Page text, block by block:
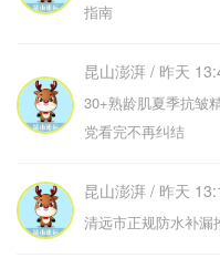
指南
昆山澎湃 / 昨天
30+熟龄肌夏季抗皱
党看完不再纠结
昆山澎湃 / 昨天
清远市正规防水补漏